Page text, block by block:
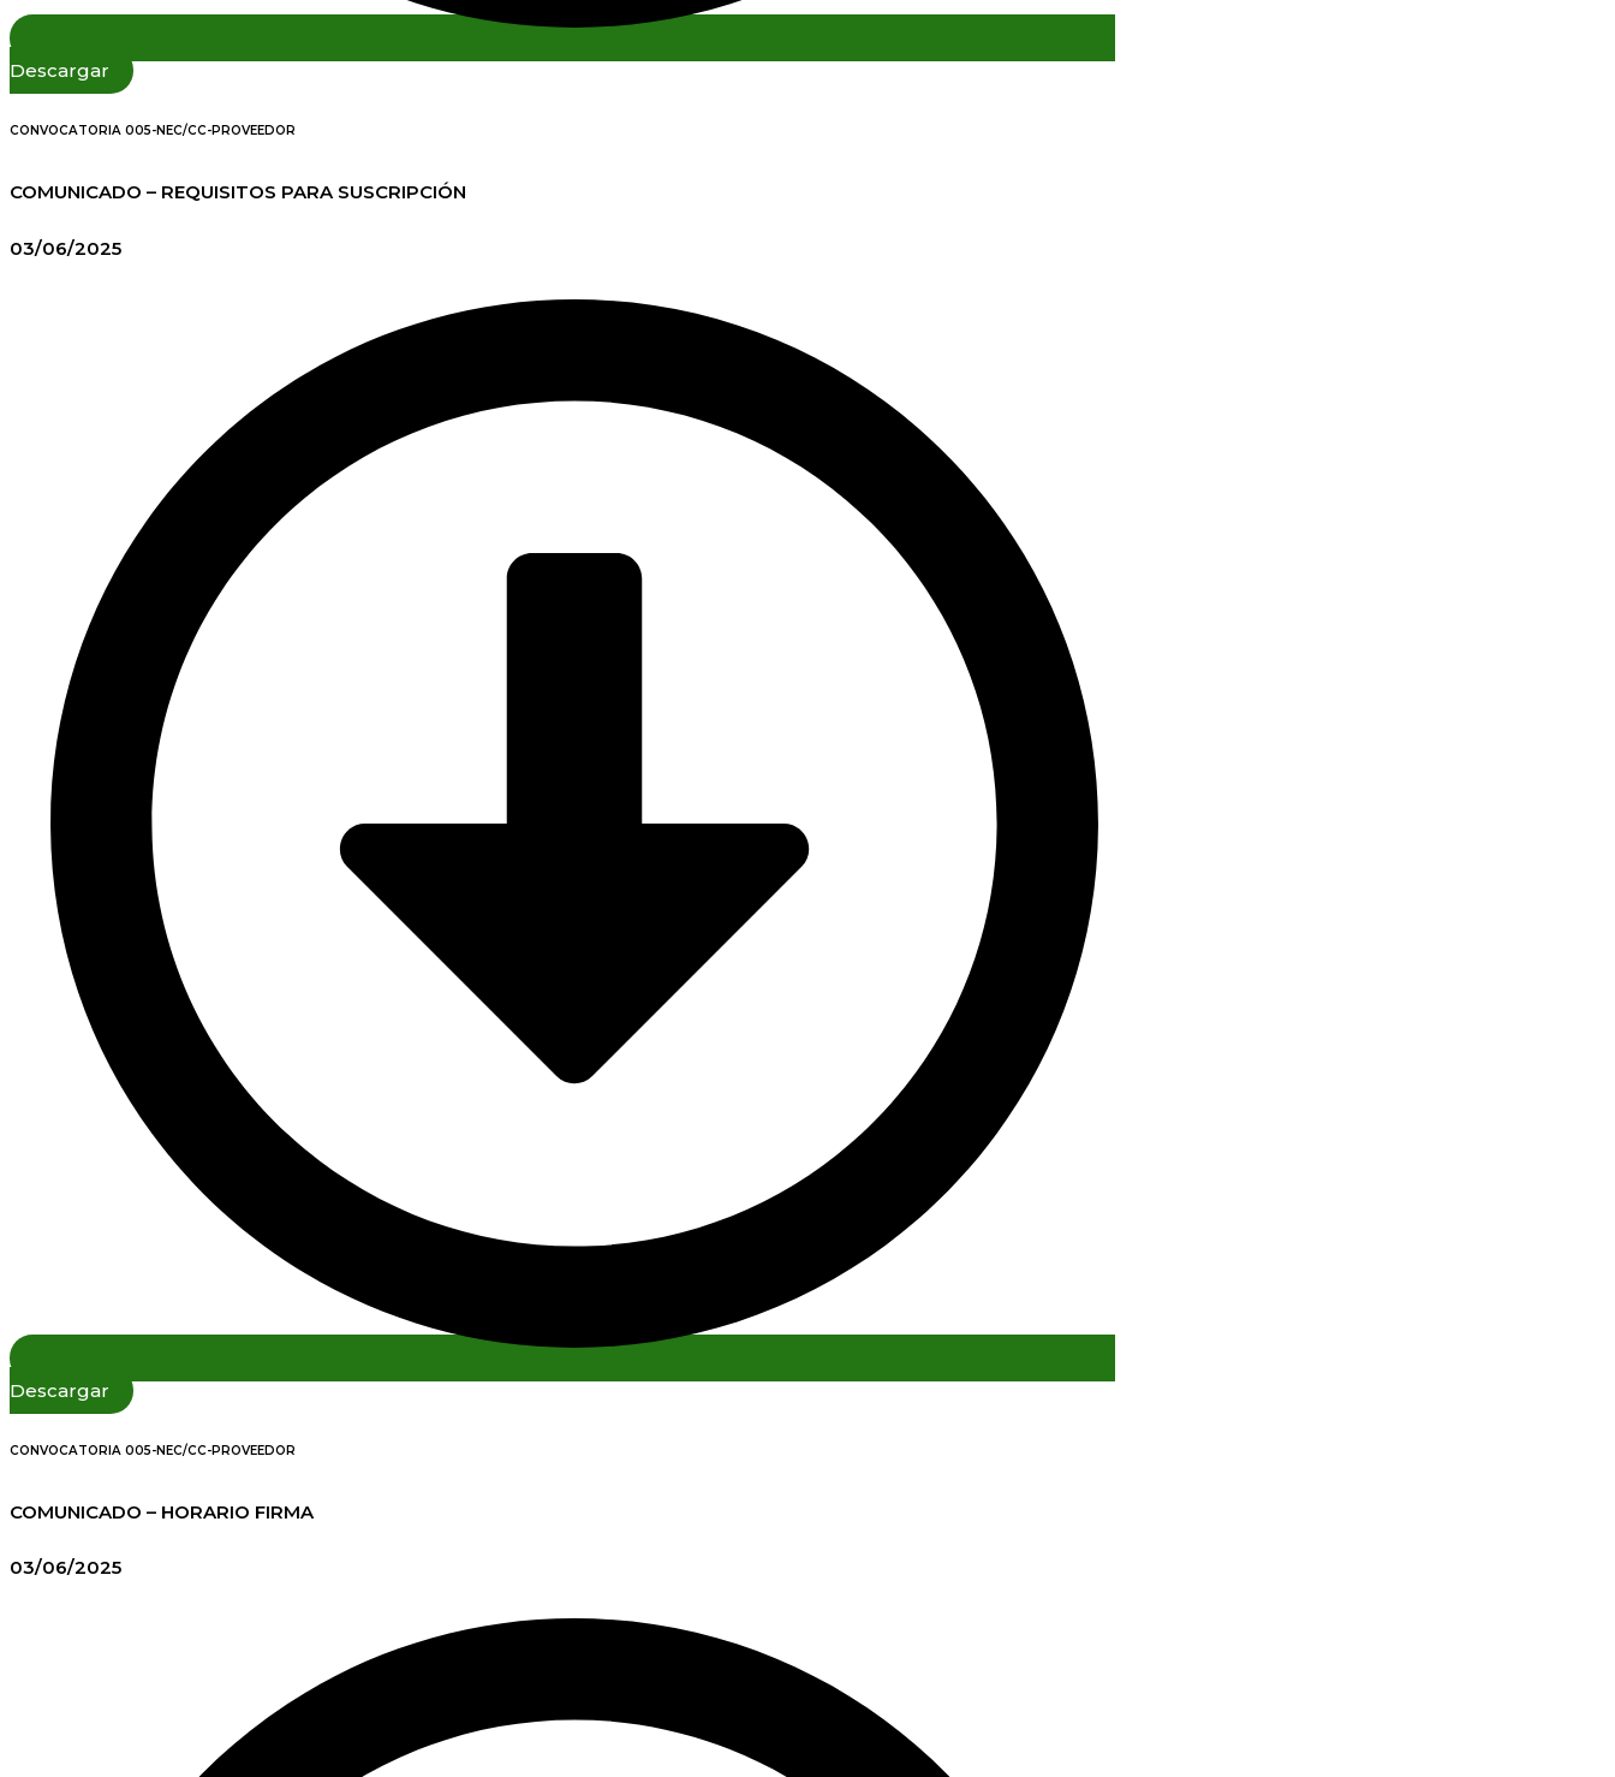
Descargar
CONVOCATORIA 005-NEC/CC-PROVEEDOR
COMUNICADO – REQUISITOS PARA SUSCRIPCIÓN
03/06/2025
Descargar
CONVOCATORIA 005-NEC/CC-PROVEEDOR
COMUNICADO – HORARIO FIRMA
03/06/2025